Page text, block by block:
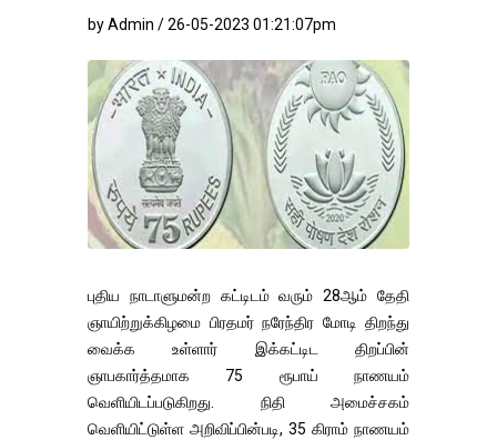
by Admin / 26-05-2023 01:21:07pm
புதிய நாடாளுமன்ற கட்டிடம் வரும் 28ஆம் தேதி
ஞாயிற்றுக்கிழமை பிரதமர் நரேந்திர மோடி திறந்து
வைக்க உள்ளார் இக்கட்டிட திறப்பின்
ஞாபகார்த்தமாக 75 ரூபாய் நாணயம்
வெளியிடப்படுகிறது. நிதி அமைச்சகம்
வெளியிட்டுள்ள அறிவிப்பின்படி, 35 கிராம் நாணயம்